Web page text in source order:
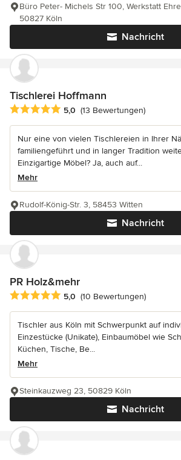
Nachricht
Büro Peter- Michels Str 100, Werkstatt
50827 Köln
Tischlerei Hoffmann
Durchschnittliche Bewertung: 5 von 5
5,0 (13 Bewertungen)
Nur eine von vielen Tischlereien in Ihrer
familiengeführt und in langer Tradition
Einzigartige Möbel? Ja, auch auf...
Mehr
Nachricht
Rudolf-König-Str. 3, 58453 Witten
PR Holz&mehr
Durchschnittliche Bewertung: 5 von 5
5,0 (10 Bewertungen)
Tischler aus Köln mit Schwerpunkt auf
Einzestücke (Unikate), Einbaumöbel wie
Küchen, Tische, Be...
Mehr
Nachricht
Steinkauzweg 23, 50829 Köln